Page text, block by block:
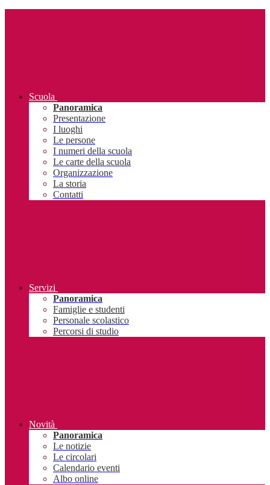
Scuola
Panoramica
Presentazione
I luoghi
Le persone
I numeri della scuola
Le carte della scuola
Organizzazione
La storia
Contatti
Servizi
Panoramica
Famiglie e studenti
Personale scolastico
Percorsi di studio
Novità
Panoramica
Le notizie
Le circolari
Calendario eventi
Albo online